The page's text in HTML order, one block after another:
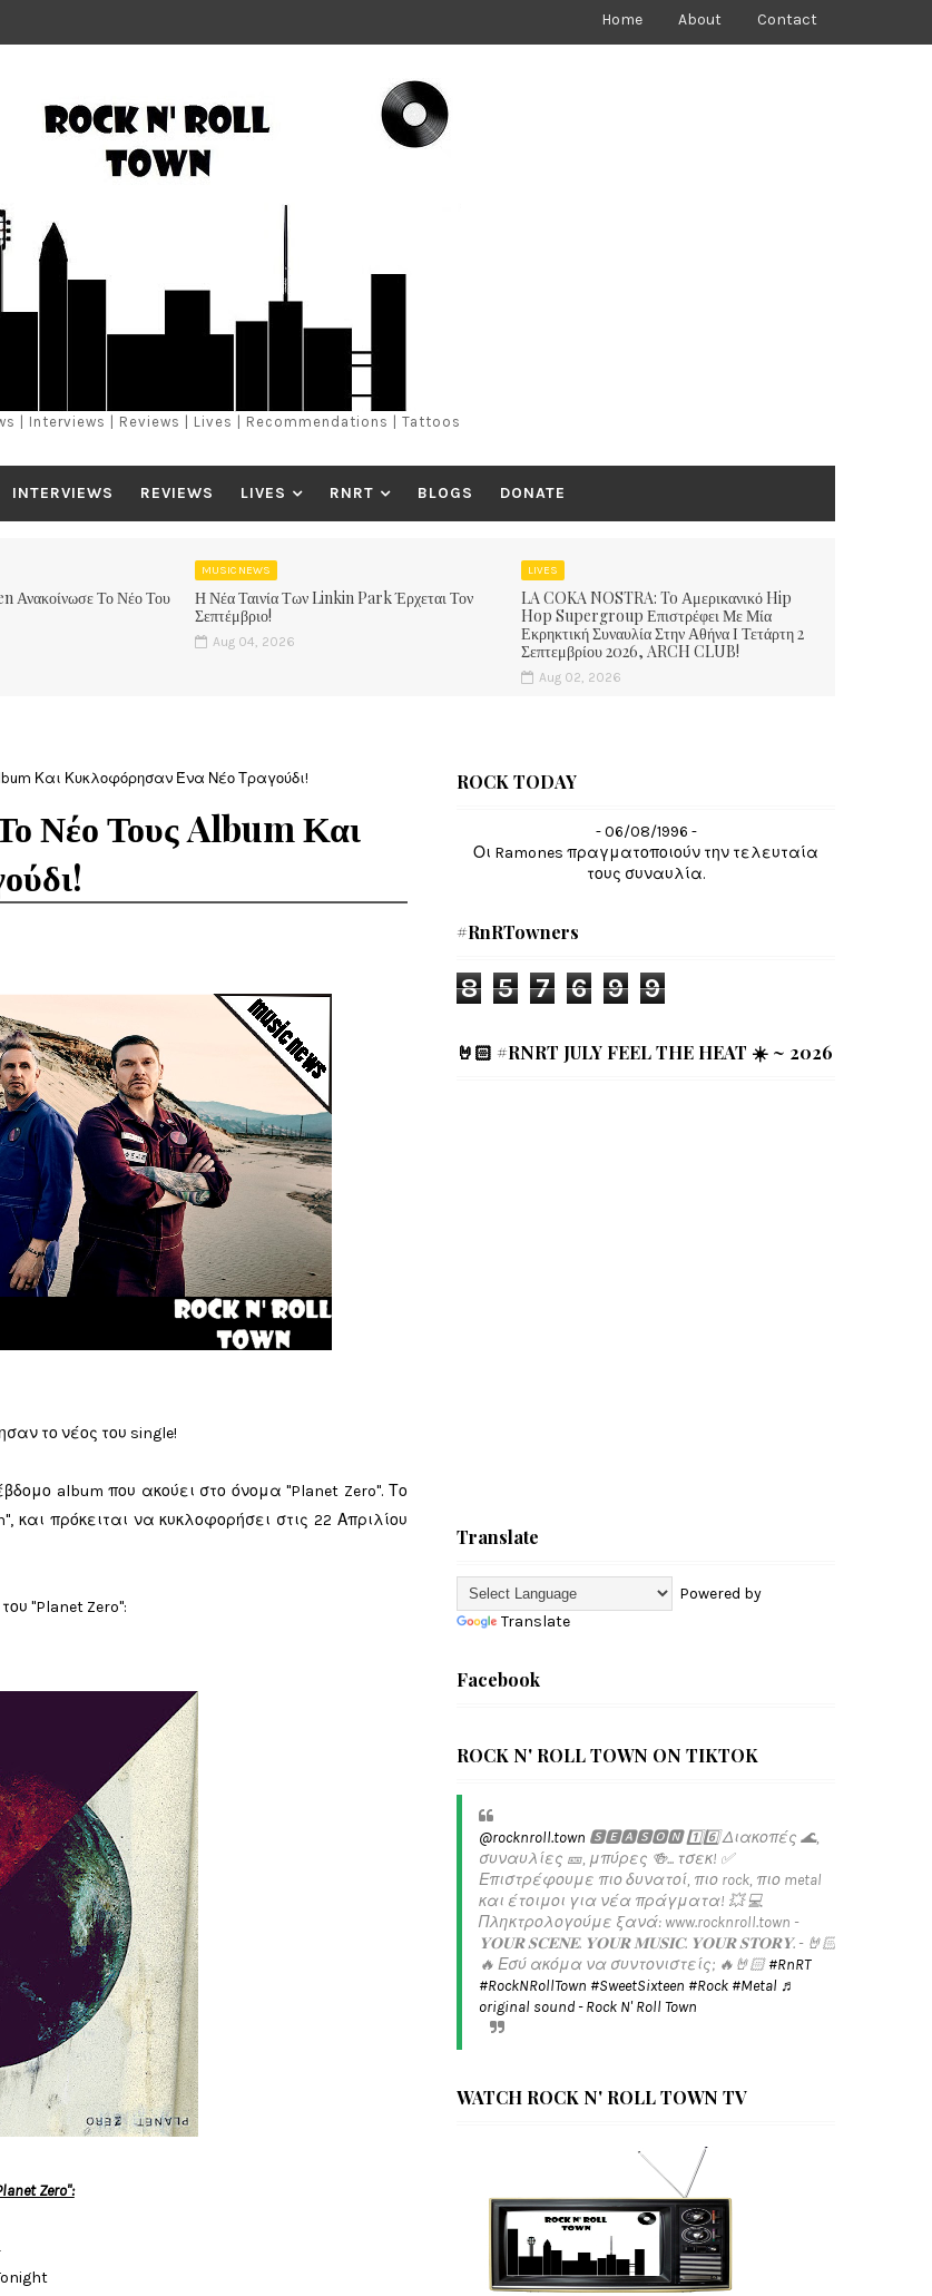
Home About Contact
| Interviews | Reviews | Lives | Recommendations | Tattoos
INTERVIEWS REVIEWS LIVES RNRT BLOGS DONATE
Ανακοίνωσε Το Νέο Του
MUSIC NEWS
Η Νέα Ταινία Των Linkin Park Έρχεται Τον
Σεπτέμβριο!
Aug 04, 2026
LIVES
LA COKA NOSTRA: To Αμερικανικό Hip
Hop Supergroup Επιστρέφει Με Μία
Εκρηκτική Συναυλία Στην Αθήνα Ι Τετάρτη 2
Σεπτεμβρίου 2026, ARCH CLUB!
Aug 02, 2026
Και Κυκλοφόρησαν Ένα Νέο Τραγούδι!
Νέο Τους Album Και
το νέος του single!
album που ακούει στο όνομα "Planet Zero". Το
και πρόκειται να κυκλοφορήσει στις 22 Απριλίου
"Planet Zero":
Zero":
ROCK TODAY
- 06/08/1996 -
Οι Ramones πραγματοποιούν την τελευταία
τους συναυλία.
#RnRTowners
8 5 7 6 9 9
🤘🏻 #RNRT JULY FEEL THE HEAT ☀️ ~ 2026
Translate
Powered by
Translate
Facebook
ROCK N' ROLL TOWN ON TIKTOK
@rocknroll.town 🆂🅴🅰🆂🅾🅽 1️⃣6️⃣ Διακοπές 🌊,
συναυλίες 🎫, μπύρες 🍻... τσεκ! ✅️
Επιστρέφουμε πιο δυνατοί, πιο rock, πιο metal
και έτοιμοι για νέα πράγματα! 💥 💻
Πληκτρολογούμε ξανά: www.rocknroll.town -
𝐘𝐎𝐔𝐑 𝐒𝐂𝐄𝐍𝐄. 𝐘𝐎𝐔𝐑 𝐌𝐔𝐒𝐈𝐂. 𝐘𝐎𝐔𝐑 𝐒𝐓𝐎𝐑𝐘. - 🤘🏻
🔥 Εσύ ακόμα να συντονιστείς; 🔥🤘🏻#RnRT
#RockNRollTown #SweetSixteen #Rock #Metal ♬
original sound - Rock N' Roll Town
WATCH ROCK N' ROLL TOWN TV